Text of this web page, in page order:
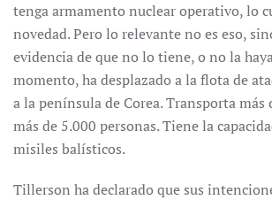
tenga armamento nuclear operativo, lo
novedad. Pero lo relevante no es eso,
evidencia de que no lo tiene, o no la
momento, ha desplazado a la flota de
a la península de Corea. Transporta más
más de 5.000 personas. Tiene la
misiles balísticos.
Tillerson ha declarado que sus